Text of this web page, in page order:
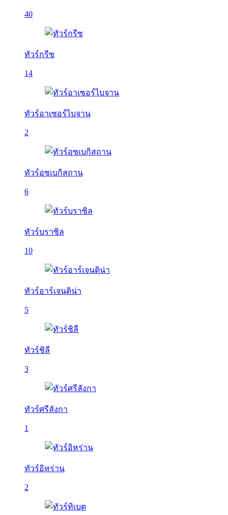
40
ทัวร์กรีซ
14
ทัวร์อาเซอร์ไบจาน
2
ทัวร์อุซเบกิสถาน
6
ทัวร์บราซิล
10
ทัวร์อาร์เจนติน่า
5
ทัวร์ชิลี
3
ทัวร์ศรีลังกา
1
ทัวร์อิหร่าน
2